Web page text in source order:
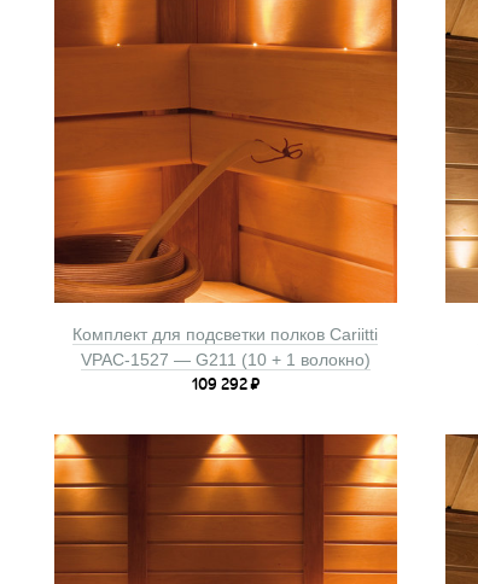
Комплект для подсветки полков Cariitti
VPAC-1527 — G211 (10 + 1 волокно)
109 292₽